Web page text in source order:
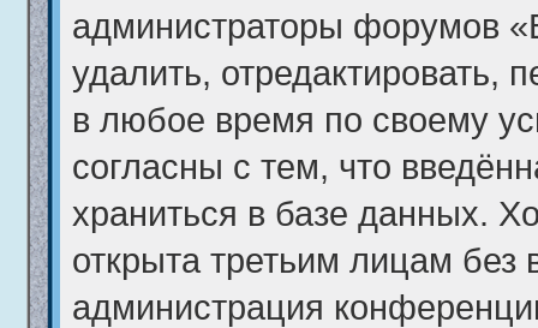
администраторы форумов
удалить, отредактировать,
в любое время по своему
согласны с тем, что
храниться в базе данных.
открыта третьим лицам
администрация